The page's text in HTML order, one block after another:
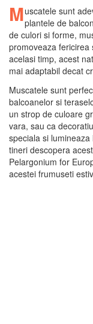
Muscatele sunt
plantele de
de culori si forme,
promoveaza fericirea
acelasi timp, acest
mai adaptabil decat
Muscatele sunt
balcoanelor si
un strop de culoare
vara, sau ca
speciala si
tineri descopera
Pelargonium for
acestei frumuseti